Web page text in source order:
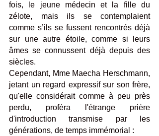
fois, le jeune médecin et la fille du
zélote, mais ils se contemplaient
comme s’ils se fussent rencontrés déjà
sur une autre étoile, comme si leurs
âmes se connussent déjà depuis des
siècles.
Cependant, Mme Maecha Herschmann,
jetant un regard expressif sur son frère,
qu'elle considérait comme à peu près
perdu, proféra l'étrange prière
d'introduction transmise par les
générations, de temps immémorial :